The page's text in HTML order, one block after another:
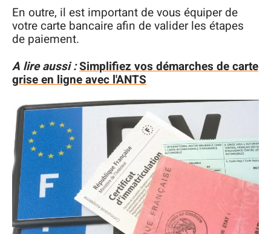
En outre, il est important de vous équiper de
votre carte bancaire afin de valider les étapes
de paiement.
A lire aussi :Simplifiez vos démarches de carte
grise en ligne avec l'ANTS